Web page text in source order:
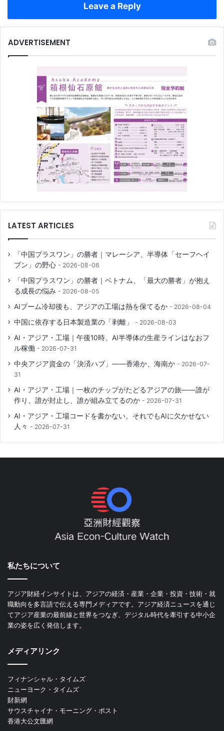
Leave a Reply
ADVERTISEMENT
LATEST ARTICLES
「中国プラスワン」の勝者｜マレーシア、半導体「セーフヘイ
ブン」の野心
2026-08-06
「中国プラスワン」の勝者｜ベトナム、「最大の勝者」が抱え
る成長の悩み
2026-08-05
AIブーム冷却後も、アジアの工場は熱を保てるか 2026-08-04
中国に依存する日本製造業の「剥離」 2026-08-03
AI・アジア・工場｜午後10時、AI半導体の生産ラインはなおフ
ル稼働
2026-07-31
中央アジア資金の「決済ハブ」――香港か、海南か
2026-07-
31
AI・アジア・工場｜一枚のチップがたどるアジアの旅――誰が
作り、誰が封止し、誰が組み立てるのか
2026-07-31
AI・アジア・工場コードを書かない。それでもAIに欠かせない
人々
2026-07-31
私たちについて
アジア財経インサイトは、アジアの経済・産業・企業・投資・技術・就
職動向を多言語で伝える専門メディアです。アジア経済ニュースを通じ
てアジア産業の最前線と世界をつなぎ、デジタル時代を牽引する中小企
業の姿を広く発信します。
メディアリンク
フィナンシャル・タイムズ
ニューヨーク・タイムズ
財新網
サウスチャイナ・モーニング・ポスト
香港大公文匯網